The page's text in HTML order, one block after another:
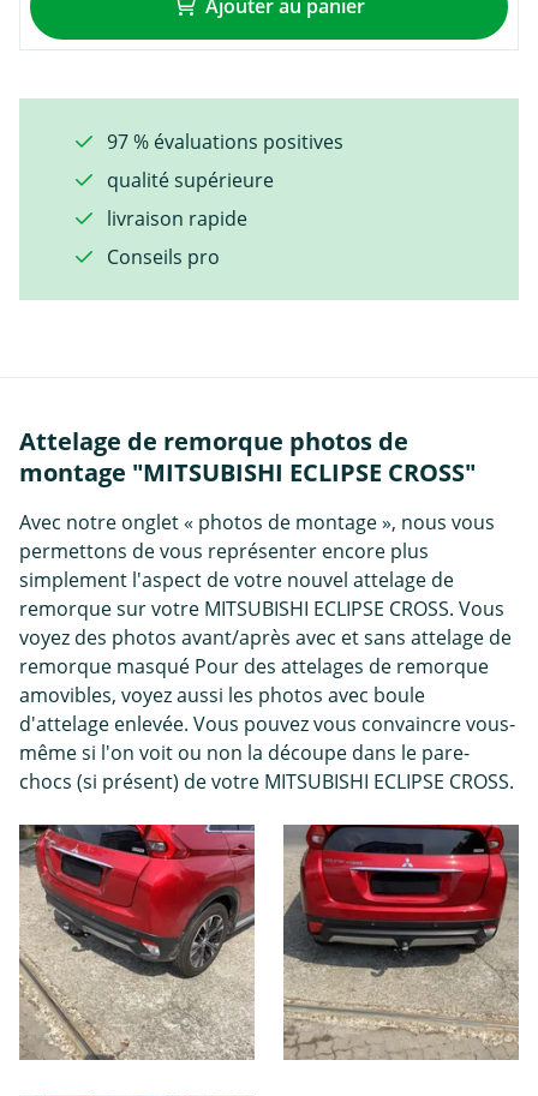
Ajouter au panier
97 % évaluations positives
qualité supérieure
livraison rapide
Conseils pro
Attelage de remorque photos de
montage "MITSUBISHI ECLIPSE CROSS"
Avec notre onglet « photos de montage », nous vous
permettons de vous représenter encore plus
simplement l'aspect de votre nouvel attelage de
remorque sur votre MITSUBISHI ECLIPSE CROSS. Vous
voyez des photos avant/après avec et sans attelage de
remorque masqué Pour des attelages de remorque
amovibles, voyez aussi les photos avec boule
d'attelage enlevée. Vous pouvez vous convaincre vous-
même si l'on voit ou non la découpe dans le pare-
chocs (si présent) de votre MITSUBISHI ECLIPSE CROSS.